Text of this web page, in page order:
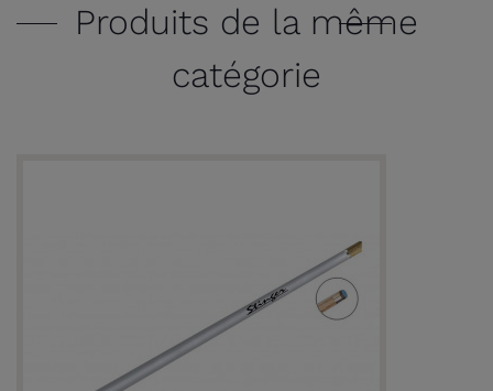
Produits de la même
catégorie